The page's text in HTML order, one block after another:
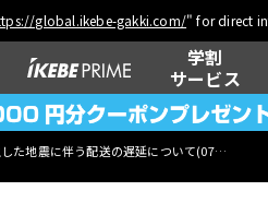
global.ikebe-gakki.com/" for direct
学割
サービス
した地震に伴う配送の遅延について(07月29日